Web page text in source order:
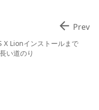
X Lionインストールまで
い道のり
 Prev